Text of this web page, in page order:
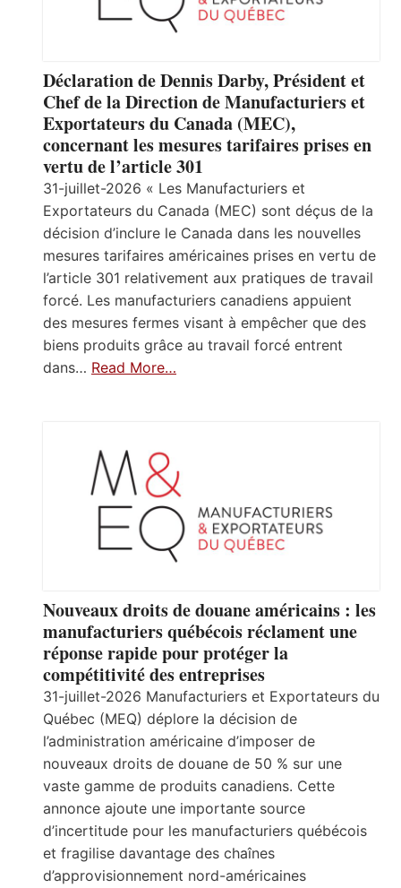
Déclaration de Dennis Darby, Président et
Chef de la Direction de Manufacturiers et
Exportateurs du Canada (MEC),
concernant les mesures tarifaires prises en
vertu de l’article 301
31-juillet-2026 « Les Manufacturiers et
Exportateurs du Canada (MEC) sont déçus de la
décision d’inclure le Canada dans les nouvelles
mesures tarifaires américaines prises en vertu de
l’article 301 relativement aux pratiques de travail
forcé. Les manufacturiers canadiens appuient
des mesures fermes visant à empêcher que des
biens produits grâce au travail forcé entrent
dans… Read More…
Nouveaux droits de douane américains : les
manufacturiers québécois réclament une
réponse rapide pour protéger la
compétitivité des entreprises
31-juillet-2026 Manufacturiers et Exportateurs du
Québec (MEQ) déplore la décision de
l’administration américaine d’imposer de
nouveaux droits de douane de 50 % sur une
vaste gamme de produits canadiens. Cette
annonce ajoute une importante source
d’incertitude pour les manufacturiers québécois
et fragilise davantage des chaînes
d’approvisionnement nord-américaines